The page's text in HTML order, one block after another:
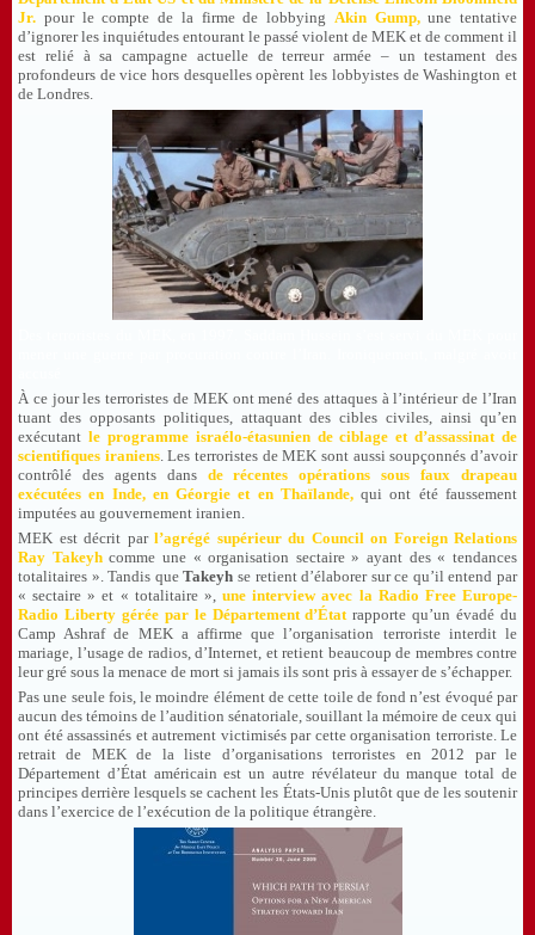
Jr. pour le compte de la firme de lobbying Akin Gump,une tentative
d’ignorer les inquiétudes entourant le passé violent de MEK et de comment il
est relié à sa campagne actuelle de terreur armée – un testament des
profondeurs de vice hors desquelles opèrent les lobbyistes de Washington et
de Londres.
À ce jour les terroristes de MEK ont mené des attaques à l’intérieur de l’Iran
tuant des opposants politiques, attaquant des cibles civiles, ainsi qu’en
exécutant le programme israélo-étasunien de ciblage et d’assassinat de
scientifiques iraniens. Les terroristes de MEK sont aussi soupçonnés d’avoir
contrôlé des agents dans de récentes opérations sous faux drapeau
exécutées en Inde, en Géorgie et en Thaïlande,qui ont été faussement
imputées au gouvernement iranien.
MEK est décrit par l’agrégé supérieur du Council on Foreign Relations
Ray Takeyhcomme une « organisation sectaire » ayant des « tendances
totalitaires ». Tandis queTakeyh se retient d’élaborer sur ce qu’il entend par
« sectaire » et « totalitaire »,une interview avec la Radio Free Europe-
Radio Liberty gérée par le Département d’Étatrapporte qu’un évadé du
Camp Ashraf de MEK a affirme que l’organisation terroriste interdit le
mariage, l’usage de radios, d’Internet, et retient beaucoup de membres contre
leur gré sous la menace de mort si jamais ils sont pris à essayer de s’échapper.
Pas une seule fois, le moindre élément de cette toile de fond n’est évoqué par
aucun des témoins de l’audition sénatoriale, souillant la mémoire de ceux qui
ont été assassinés et autrement victimisés par cette organisation terroriste. Le
retrait de MEK de la liste d’organisations terroristes en 2012 par le
Département d’État américain est un autre révélateur du manque total de
principes derrière lesquels se cachent les États-Unis plutôt que de les soutenir
dans l’exercice de l’exécution de la politique étrangère.